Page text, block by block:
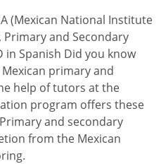
(Mexican National Institute
and Secondary
in Spanish Did you know
primary and
help of tutors at the
program offers these
and secondary
from the Mexican